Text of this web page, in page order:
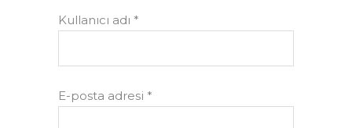
Kullanıcı adı *
E-posta adresi *